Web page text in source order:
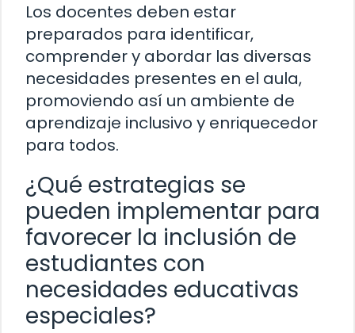
Los docentes deben estar
preparados para identificar,
comprender y abordar las diversas
necesidades presentes en el aula,
promoviendo así un ambiente de
aprendizaje inclusivo y enriquecedor
para todos.
¿Qué estrategias se
pueden implementar para
favorecer la inclusión de
estudiantes con
necesidades educativas
especiales?